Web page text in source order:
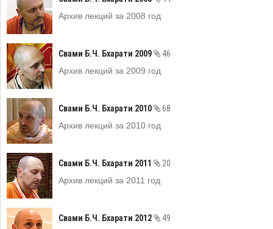
Архив лекций за 2008 год
Свами Б.Ч. Бхарати 2009
46
Архив лекций за 2009 год
Свами Б.Ч. Бхарати 2010
68
Архив лекций за 2010 год
Свами Б.Ч. Бхарати 2011
20
Архив лекций за 2011 год
Свами Б.Ч. Бхарати 2012
49